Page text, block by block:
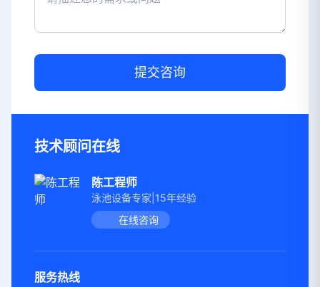
提交咨询
技术顾问在线
陈工程师
泳池设备专家|15年经验
在线咨询
服务热线